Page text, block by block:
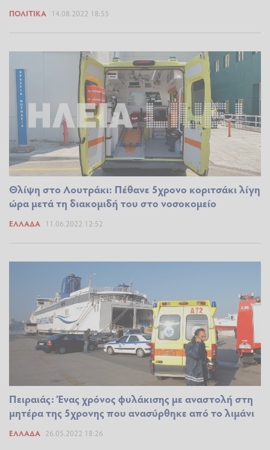
ΠΟΛΙΤΙΚΆ 14.08.2022 18:55
Θλίψη στο Λουτράκι: Πέθανε 5χρονο κοριτσάκι λίγη
ώρα μετά τη διακομιδή του στο νοσοκομείο
ΕΛΛΆΔΑ 11.06.2022 12:52
Πειραιάς: Ένας χρόνος φυλάκισης με αναστολή στη
μητέρα της 5χρονης που ανασύρθηκε από το λιμάνι
ΕΛΛΆΔΑ 26.05.2022 18:26